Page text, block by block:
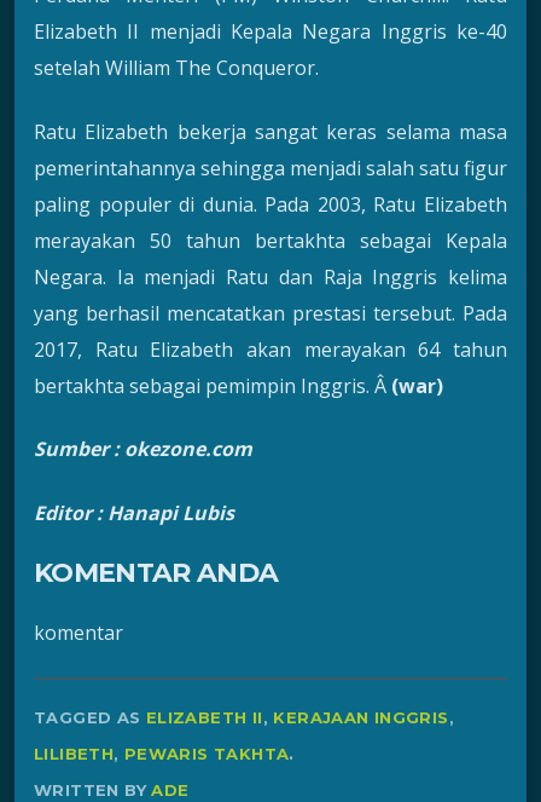
Elizabeth II menjadi Kepala Negara Inggris ke-40
setelah William The Conqueror.
Ratu Elizabeth bekerja sangat keras selama masa
pemerintahannya sehingga menjadi salah satu figur
paling populer di dunia. Pada 2003, Ratu Elizabeth
merayakan 50 tahun bertakhta sebagai Kepala
Negara. Ia menjadi Ratu dan Raja Inggris kelima
yang berhasil mencatatkan prestasi tersebut. Pada
2017, Ratu Elizabeth akan merayakan 64 tahun
bertakhta sebagai pemimpin Inggris. Â (war)
Sumber : okezone.com
Editor : Hanapi Lubis
KOMENTAR ANDA
komentar
TAGGED AS ELIZABETH II, KERAJAAN INGGRIS,
LILIBETH, PEWARIS TAKHTA.
WRITTEN BYADE